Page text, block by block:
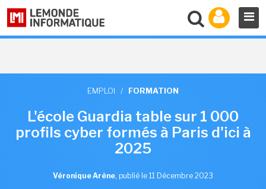
EMPLOI / FORMATION
L'école Guardia table sur 1 000
profils cyber formés à Paris d'ici à
2025
Véronique Arène, publié le 11 Décembre 2023